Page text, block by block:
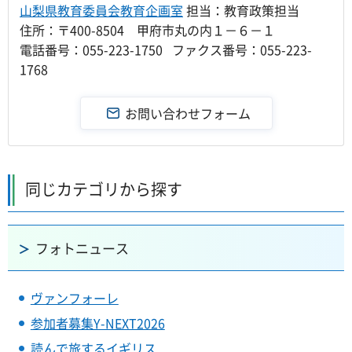
山梨県教育委員会教育企画室 担当：教育政策担当
住所：〒400-8504 甲府市丸の内１－６－１
電話番号：055-223-1750 ファクス番号：055-223-
1768
同じカテゴリから探す
フォトニュース
ヴァンフォーレ
参加者募集Y-NEXT2026